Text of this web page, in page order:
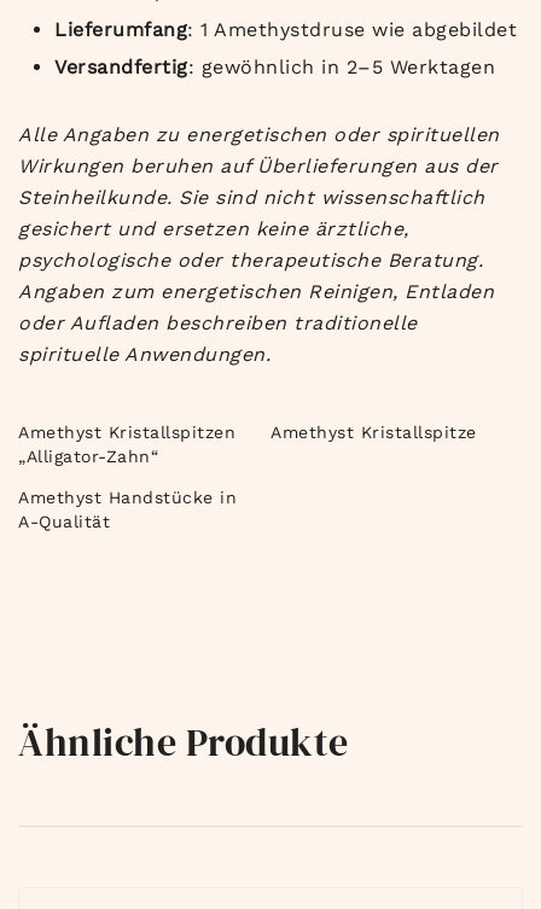
Lieferumfang: 1 Amethystdruse wie abgebildet
Versandfertig: gewöhnlich in 2–5 Werktagen
Alle Angaben zu energetischen oder spirituellen
Wirkungen beruhen auf Überlieferungen aus der
Steinheilkunde. Sie sind nicht wissenschaftlich
gesichert und ersetzen keine ärztliche,
psychologische oder therapeutische Beratung.
Angaben zum energetischen Reinigen, Entladen
oder Aufladen beschreiben traditionelle
spirituelle Anwendungen.
Amethyst Kristallspitzen
„Alligator-Zahn“
Amethyst Kristallspitze
Amethyst Handstücke in
A-Qualität
Ähnliche Produkte